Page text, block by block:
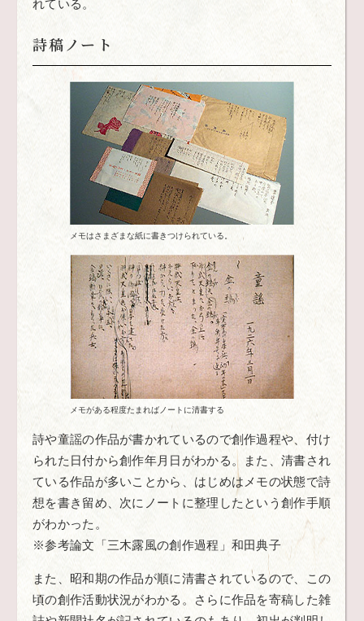
れている。
詩稿ノート
メモはさまざまな紙に書きつけられている。
メモがある程度たまればノートに清書する
詩や童謡の作品が書かれているので創作過程や、付け
られた日付から創作年月日がわかる。また、清書され
ている作品が多いことから、はじめはメモの状態で詩
想を書き留め、次にノートに整理したという創作手順
がわかった。
※参考論文「三木露風の創作過程」和田典子
また、昭和期の作品が順に清書されているので、この
頃の創作活動状況がわかる。さらに作品を寄稿した雑